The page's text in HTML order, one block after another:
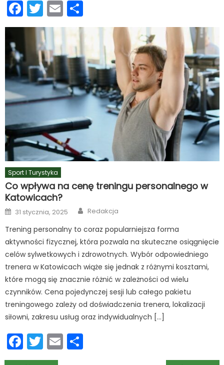
Facebook
Twitter
Email
się
Sport I Turystyka
Co wpływa na cenę treningu personalnego w
Katowicach?
Posted
on
31 stycznia, 2025 Author
Redakcja
Trening personalny to coraz popularniejsza forma
aktywności fizycznej, która pozwala na skuteczne osiągnięcie
celów sylwetkowych i zdrowotnych. Wybór odpowiedniego
trenera w Katowicach wiąże się jednak z różnymi kosztami,
które mogą się znacznie różnić w zależności od wielu
czynników. Cena pojedynczej sesji lub całego pakietu
treningowego zależy od doświadczenia trenera, lokalizacji
siłowni, zakresu usług oraz indywidualnych […]
Facebook
Twitter
Email